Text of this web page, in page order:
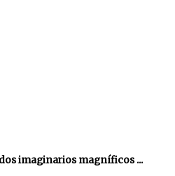
imaginarios magníficos ...